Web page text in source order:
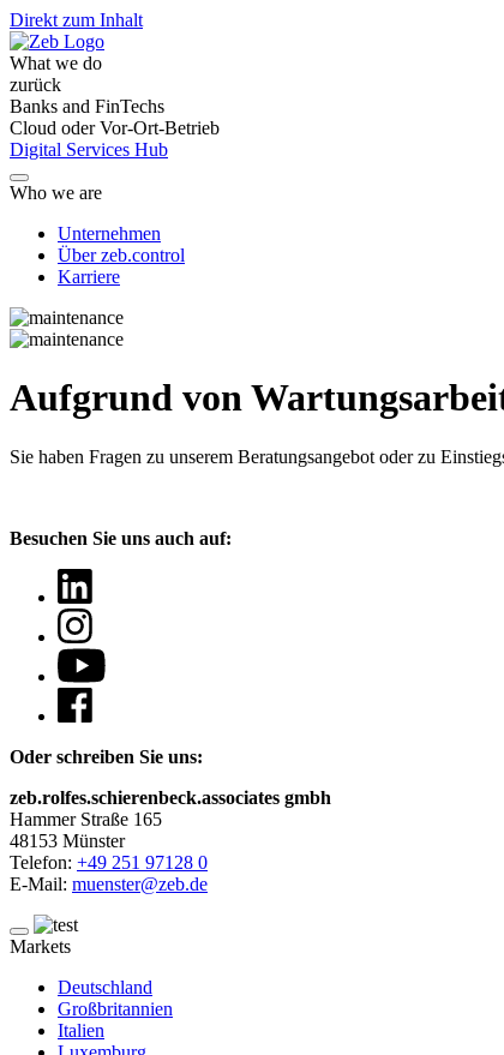
Direkt zum Inhalt
What we do
zurück
Banks and FinTechs
Cloud oder Vor-Ort-Betrieb
Digital Services Hub
Who we are
Unternehmen
Über zeb.control
Karriere
Aufgrund von
Sie haben Fragen zu unserem Beratungsangebot oder zu
Besuchen Sie uns auch auf:
Oder schreiben Sie uns:
zeb.rolfes.schierenbeck.associates gmbh
Hammer Straße 165
48153 Münster
Telefon: +49 251 97128 0
E-Mail: muenster@zeb.de
Markets
Deutschland
Großbritannien
Italien